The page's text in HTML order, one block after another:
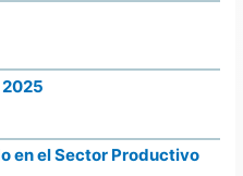
en el Sector Productivo